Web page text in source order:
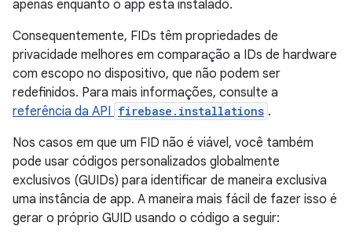
apenas enquanto o app está instalado.
Consequentemente, FIDs têm propriedades de
privacidade melhores em comparação a IDs de hardware
com escopo no dispositivo, que não podem ser
redefinidos. Para mais informações, consulte a
referência da API firebase.installations .
Nos casos em que um FID não é viável, você também
pode usar códigos personalizados globalmente
exclusivos (GUIDs) para identificar de maneira exclusiva
uma instância de app. A maneira mais fácil de fazer isso é
gerar o próprio GUID usando o código a seguir: